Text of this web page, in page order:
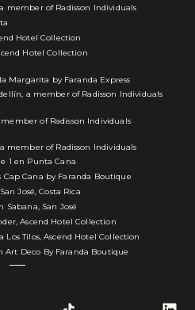
member of Radisson Individuals
Hotel Collection
Hotel Collection
Margarita by Faranda Express
a member of Radisson Individuals
of Radisson Individuals
member of Radisson Individuals
1 en Punta Cana
Cap Cana by Faranda Boutique
José, Costa Rica
Sabana, San José
Ascend Hotel Collection
Los Tilos, Ascend Hotel Collection
Art Deco By Faranda Boutique